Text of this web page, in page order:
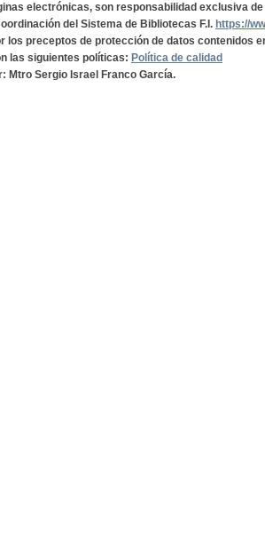
electrónicas, son responsabilidad exclusiva
del Sistema de Bibliotecas F.I. https://
los preceptos de protección de datos contenidos
las siguientes políticas: Política de calidad
Mtro Sergio Israel Franco García.